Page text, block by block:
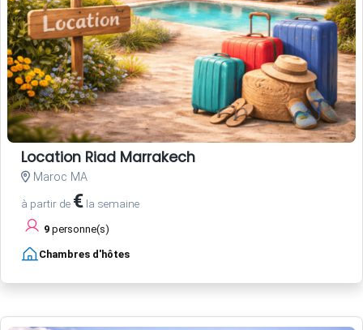
Location Riad Marrakech
Maroc MA
à partir de € la semaine
9 personne(s)
Chambres d'hôtes